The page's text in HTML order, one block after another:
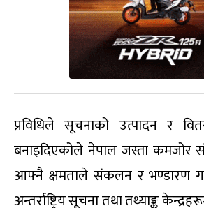
प्रविधिले सूचनाको उत्पादन र
बनाइदिएकोले नेपाल जस्ता
आफ्नै क्षमताले संकलन र भण्डारण
अन्तर्राष्ट्रिय सूचना तथा तथ्याङ्क